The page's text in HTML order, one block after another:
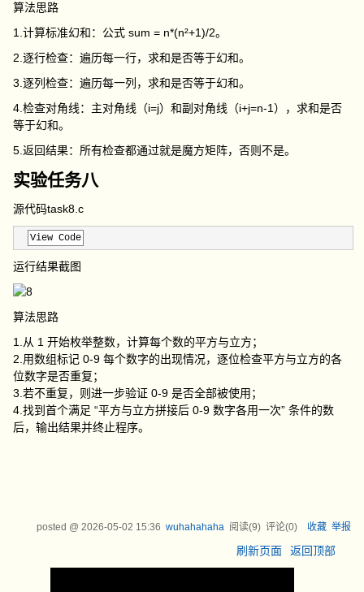
算法思路
1.计算标准幻和：公式sum = n*(n²+1)/2。
2.逐行检查：遍历每一行，求和是否等于幻和。
3.逐列检查：遍历每一列，求和是否等于幻和。
4.检查对角线：主对角线（i=j）和副对角线（i+j=n-1），求和是否
等于幻和。
5.返回结果：所有检查都通过就是魔方矩阵，否则不是。
实验任务八
源代码task8.c
View Code
运行结果截图
算法思路
1.从 1 开始枚举整数，计算每个数的平方与立方；
2.用数组标记 0-9 每个数字的出现情况，逐位检查平方与立方的各
位数字是否重复；
3.若不重复，则进一步验证 0-9 是否全部被使用；
4.找到首个满足 “平方与立方拼接后 0-9 数字各用一次” 条件的数
后，输出结果并终止程序。
posted @ 2026-05-02 15:36 wuhahahaha阅读(9) 评论(0) 收藏 举报
刷新页面 返回顶部